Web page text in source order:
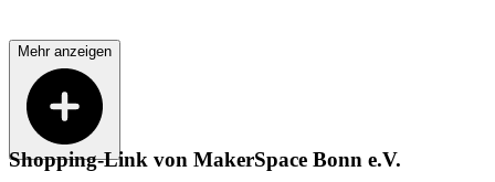
Mehr anzeigen
Shopping-Link von MakerSpace Bonn e.V.